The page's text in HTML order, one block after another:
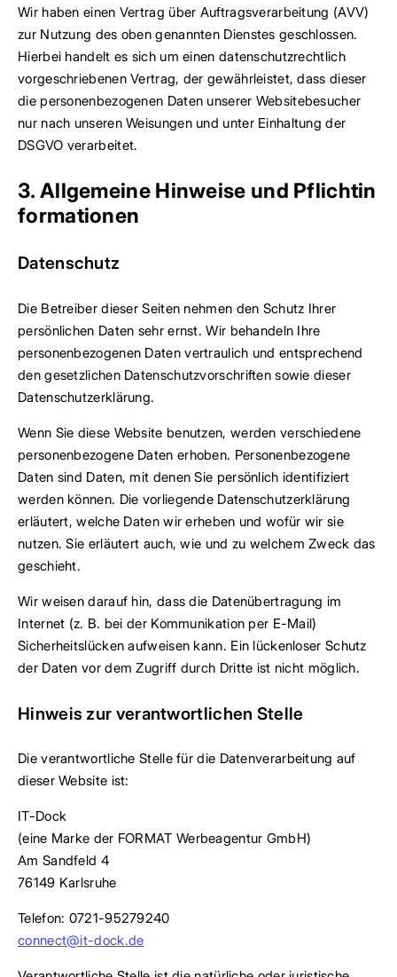
Wir haben einen Vertrag über Auftragsverarbeitung (AVV)
zur Nutzung des oben genannten Dienstes geschlossen.
Hierbei handelt es sich um einen datenschutzrechtlich
vorgeschriebenen Vertrag, der gewährleistet, dass dieser
die personenbezogenen Daten unserer Websitebesucher
nur nach unseren Weisungen und unter Einhaltung der
DSGVO verarbeitet.
3. Allgemeine Hinweise und Pflicht­in
formationen
Datenschutz
Die Betreiber dieser Seiten nehmen den Schutz Ihrer
persönlichen Daten sehr ernst. Wir behandeln Ihre
personenbezogenen Daten vertraulich und entsprechend
den gesetzlichen Datenschutzvorschriften sowie dieser
Datenschutzerklärung.
Wenn Sie diese Website benutzen, werden verschiedene
personenbezogene Daten erhoben. Personenbezogene
Daten sind Daten, mit denen Sie persönlich identifiziert
werden können. Die vorliegende Datenschutzerklärung
erläutert, welche Daten wir erheben und wofür wir sie
nutzen. Sie erläutert auch, wie und zu welchem Zweck das
geschieht.
Wir weisen darauf hin, dass die Datenübertragung im
Internet (z. B. bei der Kommunikation per E-Mail)
Sicherheitslücken aufweisen kann. Ein lückenloser Schutz
der Daten vor dem Zugriff durch Dritte ist nicht möglich.
Hinweis zur verantwortlichen Stelle
Die verantwortliche Stelle für die Datenverarbeitung auf
dieser Website ist:
IT-Dock
(eine Marke der FORMAT Werbeagentur GmbH)
Am Sandfeld 4
76149 Karlsruhe
Telefon: 0721-95279240
connect@it-dock.de